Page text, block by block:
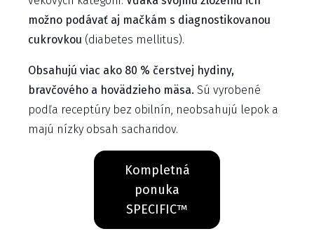
možno podávať aj mačkám s diagnostikovanou
cukrovkou (diabetes mellitus).
Obsahujú viac ako 80 % čerstvej hydiny,
bravčového a hovädzieho mäsa. Sú vyrobené
podľa receptúry bez obilnín, neobsahujú lepok a
majú nízky obsah sacharidov.
Kompletná
ponuka
SPECIFIC™